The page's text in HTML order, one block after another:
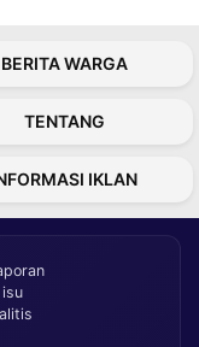
BERITA WARGA
TENTANG
IKLAN